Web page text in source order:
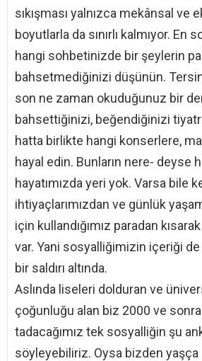
sıkışması yalnızca mekânsal ve
boyutlarla da sınırlı kalmıyor. En
hangi sohbetinizde bir şeylerin
bahsetmediğinizi düşünün.
son ne zaman okuduğunuz bir
bahsettiğinizi, beğendiğinizi
hatta birlikte hangi konserlere,
hayal edin. Bunların nere- deyse
hayatımızda yeri yok. Varsa bile
ihtiyaçlarımızdan ve günlük
için kullandığımız paradan
var. Yani sosyalliğimizin içeriği
bir saldırı altında.
Aslında liseleri dolduran ve
çoğunluğu alan biz 2000 ve
tadacağımız tek sosyalliğin şu
söyleyebiliriz. Oysa bizden